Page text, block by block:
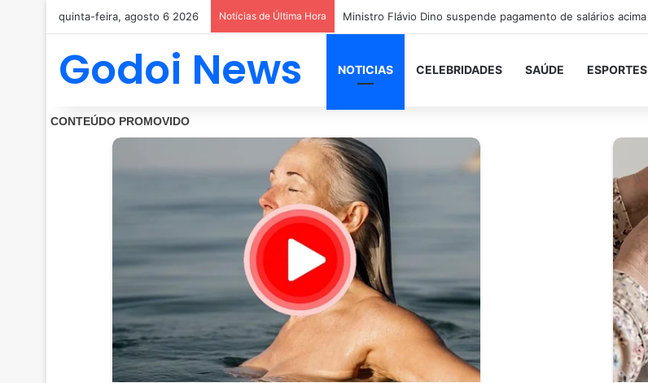
quinta-feira, agosto 6 2026 Notícias de Última Hora
Godoi News NOTICIAS CELEBRIDADES SAÚDE ESPORTES